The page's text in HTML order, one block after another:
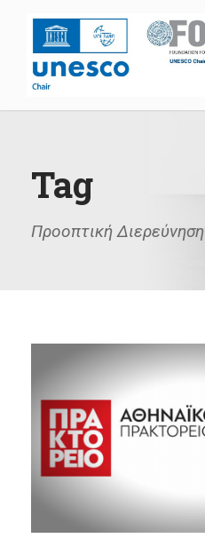
Tag
Προοπτική Διερεύνηση